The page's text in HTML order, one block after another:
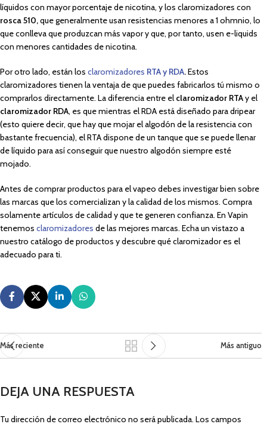
líquidos con mayor porcentaje de nicotina, y los claromizadores con
rosca 510,que generalmente usan resistencias menores a 1 ohmnio, lo
que conlleva que produzcan más vapor y que, por tanto, usen e-liquids
con menores cantidades de nicotina.
Por otro lado, están los claromizadores RTA y RDA.Estos
claromizadores tienen la ventaja de que puedes fabricarlos tú mismo o
comprarlos directamente. La diferencia entre el claromizador RTAy el
claromizador RDA, es que mientras el RDA está diseñado para dripear
(esto quiere decir, que hay que mojar el algodón de la resistencia con
bastante frecuencia), el RTA dispone de un tanque que se puede llenar
de líquido para así conseguir que nuestro algodón siempre esté
mojado.
Antes de comprar productos para el vapeo debes investigar bien sobre
las marcas que los comercializan y la calidad de los mismos. Compra
solamente artículos de calidad y que te generen confianza. En Vapin
tenemos claromizadores de las mejores marcas. Echa un vistazo a
nuestro catálogo de productos y descubre qué claromizador es el
adecuado para ti.
Más reciente Más antiguo
DEJA UNA RESPUESTA
Tu dirección de correo electrónico no será publicada. Los campos